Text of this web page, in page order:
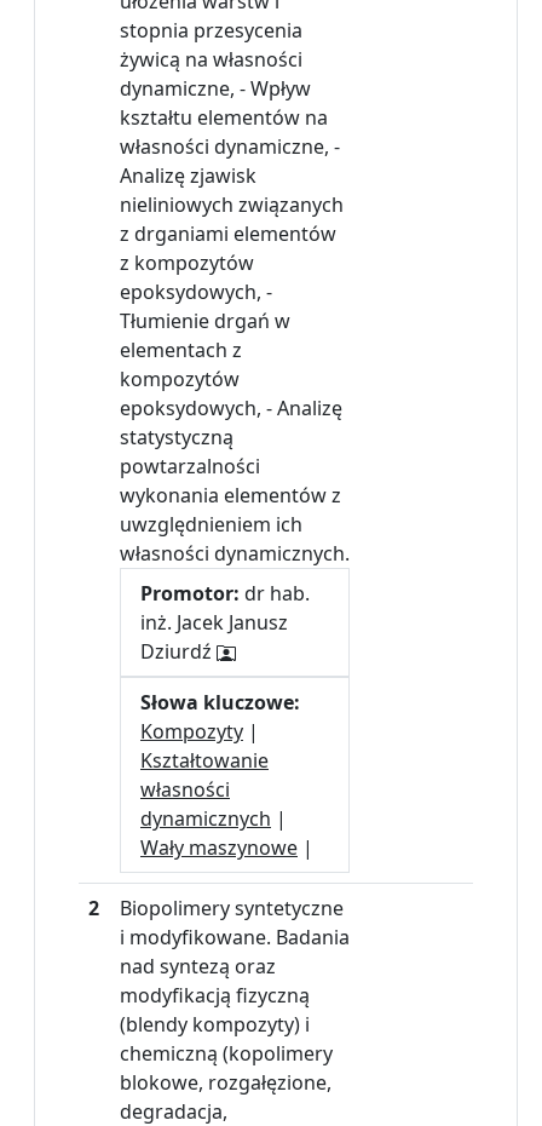
stopnia przesycenia
żywicą na własności
dynamiczne, - Wpływ
kształtu elementów na
własności dynamiczne, -
Analizę zjawisk
nieliniowych związanych
z drganiami elementów
z kompozytów
epoksydowych, -
Tłumienie drgań w
elementach z
kompozytów
epoksydowych, - Analizę
statystyczną
powtarzalności
wykonania elementów z
uwzględnieniem ich
własności dynamicznych.
Promotor: dr hab.
inż. Jacek Janusz
Dziurdź
Słowa kluczowe:
Kompozyty |
Kształtowanie
własności
dynamicznych |
Wały maszynowe |
2
Biopolimery syntetyczne
i modyfikowane. Badania
nad syntezą oraz
modyfikacją fizyczną
(blendy kompozyty) i
chemiczną (kopolimery
blokowe, rozgałęzione,
degradacja,